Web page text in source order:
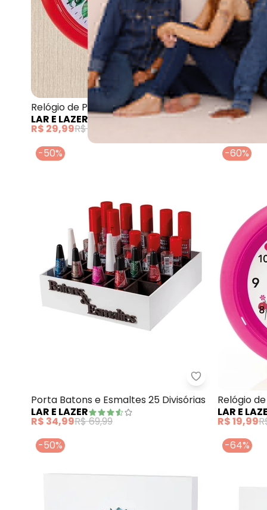
Lar e Lazer -
Relógio de Parede Redondo Rosas
LAR E LAZER
R$ 29,99R$ 49,99
Porta
LAR E
-50%
Lar e Lazer -
Porta Batons e Esmaltes 25 Divisórias
LAR E LAZER
R$ 34,99R$ 69,99
-60%
Relógio
LAR E
R$ 19,99
-50%
-64%